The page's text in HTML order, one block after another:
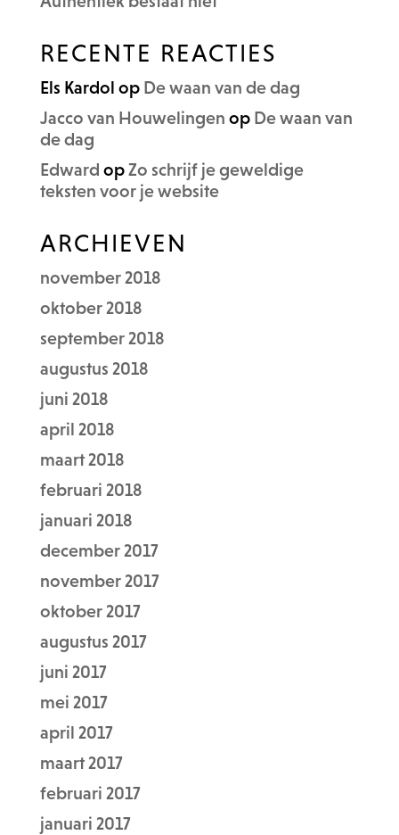
RECENTE REACTIES
Els Kardol op De waan van de dag
Jacco van Houwelingen op De waan van
de dag
Edward opZo schrijf je geweldige
teksten voor je website
ARCHIEVEN
november 2018
oktober 2018
september 2018
augustus 2018
juni 2018
april 2018
maart 2018
februari 2018
januari 2018
december 2017
november 2017
oktober 2017
augustus 2017
juni 2017
mei 2017
april 2017
maart 2017
februari 2017
januari 2017